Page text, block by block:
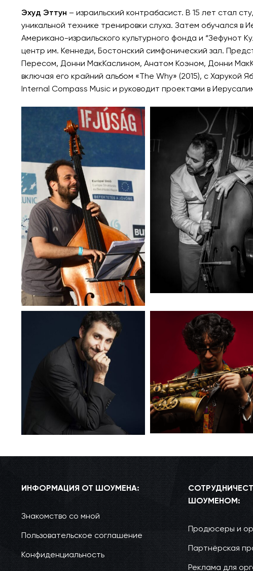
Эхуд Эттун – израильский контрабасист. В 15 лет стал
уникальной технике тренировки слуха. Затем обучался
Американо-израильского культурного фонда и “Зефунот
центр им. Кеннеди, Бостонский симфонический зал.
Пересом, Донни МакКаслином, Анатом Коэном, Донни
включая его крайний альбом «The Why» (2015), с Харукой
Internal Compass Music и руководит проектами в
ИНФОРМАЦИЯ ОТ ШОУМЕНА:
Знакомство со мной
Пользовательское соглашение
Конфиденциальность
ШОУМЕНОМ:
Продюсеры и
Партнёрская
Реклама для